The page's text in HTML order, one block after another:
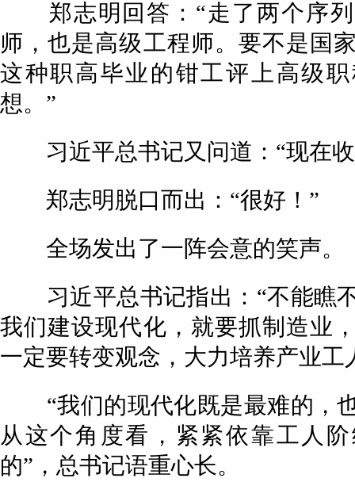
郑志明回答：“走了两个序列
师，也是高级工程师。要不是国
这种职高毕业的钳工评上高级
想。”
习近平总书记又问道：“现在收
郑志明脱口而出：“很好！”
全场发出了一阵会意的笑声。
习近平总书记指出：“不能瞧
我们建设现代化，就要抓制造业
一定要转变观念，大力培养产业工
“我们的现代化既是最难的，
从这个角度看，紧紧依靠工人
的”，总书记语重心长。